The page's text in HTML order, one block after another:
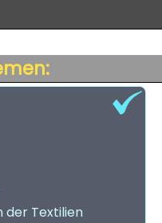
der Textilien